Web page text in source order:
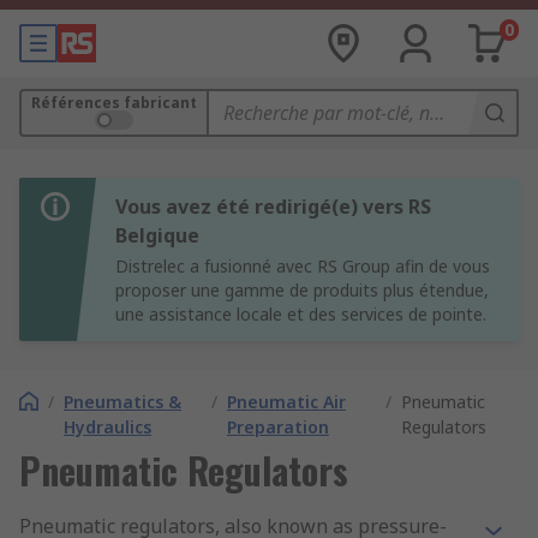
0
Références fabricant
Vous avez été redirigé(e) vers RS
Belgique
Distrelec a fusionné avec RS Group afin de vous
proposer une gamme de produits plus étendue,
une assistance locale et des services de pointe.
/ Pneumatics &
Hydraulics
/ Pneumatic Air
Preparation
/ Pneumatic
Regulators
Pneumatic Regulators
Pneumatic regulators, also known as pressure-